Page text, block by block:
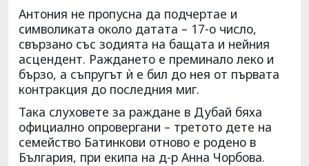
Антония не пропусна да подчертае и
символиката около датата – 17-о число,
свързано със зодията на бащата и нейния
асцендент. Раждането е преминало леко и
бързо, а съпругът ѝ е бил до нея от първата
контракция до последния миг.
Така слуховете за раждане в Дубай бяха
официално опровергани – третото дете на
семейство Батинкови отново е родено в
България, при екипа на д-р Анна Чорбова.